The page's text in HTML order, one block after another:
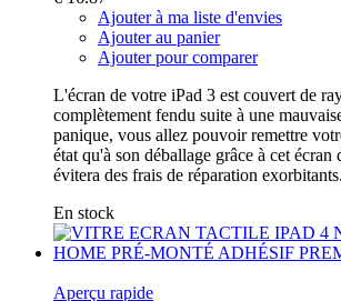
Ajouter à ma liste d'envies
Ajouter au panier
Ajouter pour comparer
L'écran de votre iPad 3 est couvert de
complètement fendu suite à une
panique, vous allez pouvoir remettre
état qu'à son déballage grâce à cet
évitera des frais de réparation exorbitants.
En stock
Aperçu rapide